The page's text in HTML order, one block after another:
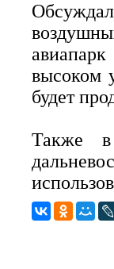
высоком
будет
Также в